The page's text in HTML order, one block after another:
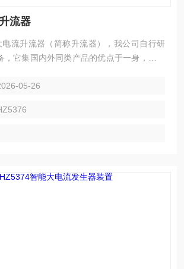
流器
流升流器（简称升流器），我公司自行研
，它集国内外同类产品的优点于一身，采用
藕调压器和高导磁率铁芯制作的变流器，具
05-26